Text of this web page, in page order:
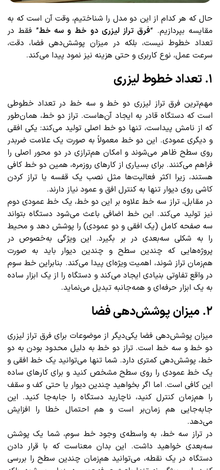
حال که هر کدام از این دو مدل را شناختیم، وقت آن است که به
مقایسه بپردازیم. “فرق تراز لیزری دو خط و سه خط” فقط در
تعداد خطوط نیست، بلکه در میزان پوشش‌دهی فضا، دقت،
سرعت عمل، نوع کاربری و حتی هزینه نیز نمود پیدا می‌کند.
۱. تعداد خطوط لیزری
مهم‌ترین فرق تراز لیزری دو خط و سه خط در تعداد خطوطی
است که دستگاه قادر به ایجاد آن‌هاست. تراز دو خط، همان‌طور
که از نامش پیداست، تنها دو خط اصلی تولید می‌کند: یکی افقی
و دیگری عمودی. این دو خط معمولاً به صورت یک علامت ضربدر
روی سطح ظاهر می‌شوند و امکان هم‌ترازی در دو محور اصلی را
فراهم می‌کنند. برای بسیاری از کارهای روزمره، همین دو خط کافی
هستند، زیرا اکثر فعالیت‌ها مثل نصب یک قفسه یا تراز کردن
کاشی روی دیوار تنها به کنترل افق و عمود نیاز دارند.
در مقابل، تراز سه خط علاوه بر این دو خط، یک خط عمودی دوم
نیز تولید می‌کند. این خط اضافی باعث می‌شود دستگاه بتواند
سه صفحه کامل (یک افقی و دو عمودی) را پوشش دهد و محیط
را به شکلی سه‌بعدی در بر بگیرد. این ویژگی به‌خصوص در
پروژه‌هایی که چندین سطح و چندین دیوار باید به صورت
هم‌زمان تراز شوند، اهمیت ویژه‌ای پیدا می‌کند. بنابراین خط سوم
در واقع تفاوتی بنیادی ایجاد می‌کند و دستگاه را از یک ابزار ساده
به یک ابزار حرفه‌ای و همه‌جانبه تبدیل می‌نماید.
۲. میزان پوشش‌دهی فضا
میزان پوشش‌دهی فضا یکی‌دیگر از موضوعات برای فرق تراز لیزری
دو خط و سه خط است. تراز دو خط به دلیل محدود بودن به دو
خط، پوشش‌دهی کمتری دارد. شما تنها می‌توانید یک خط افقی و
یک خط عمودی را روی سطح مشخص کنید و برای کارهای ساده
این کافی است. اما اگر بخواهید چندین دیوار یا حتی کف و سقف
را هم‌زمان کنترل کنید، ناچارید دستگاه را جابه‌جا کنید. این
جابه‌جایی هم زمان‌بر است و هم احتمال خطا را افزایش
می‌دهد.
در تراز سه خط، به واسطه‌ی وجود خط سوم، شما یک پوشش
سه‌بعدی خواهید داشت. این بدان معناست که با قرار دادن
دستگاه در یک نقطه، می‌توانید هم‌زمان چندین سطح را بررسی